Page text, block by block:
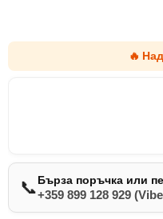
🔥
📞Бърза поръчка или
+359 899 128 929